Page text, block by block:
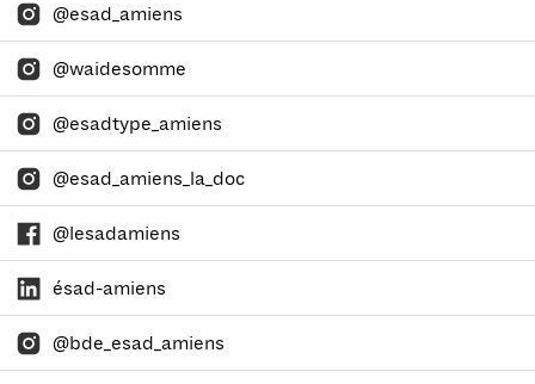
@esad_amiens
@waidesomme
@esadtype_amiens
@esad_amiens_la_doc
@lesadamiens
ésad-amiens
@bde_esad_amiens